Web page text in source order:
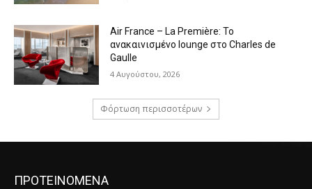
Air France – La Première: Το
ανακαινισμένο lounge στο Charles de
Gaulle
4 Αυγούστου, 2026
Φόρτωση περισσοτέρων
ΠΡΟΤΕΙΝΟΜΕΝΑ